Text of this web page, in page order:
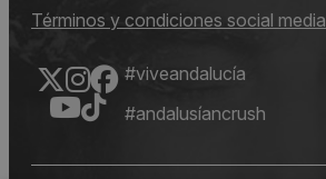
Términos y condiciones social media
#viveandalucía
#andalusíancrush